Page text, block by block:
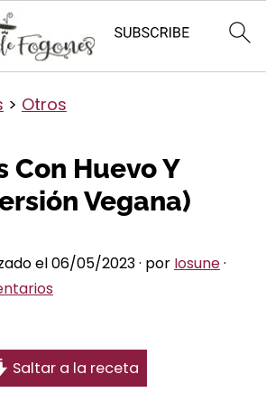
> Otros
Con Huevo Y
Vegana)
el 06/05/2023 · por Iosune·
Saltar a la receta